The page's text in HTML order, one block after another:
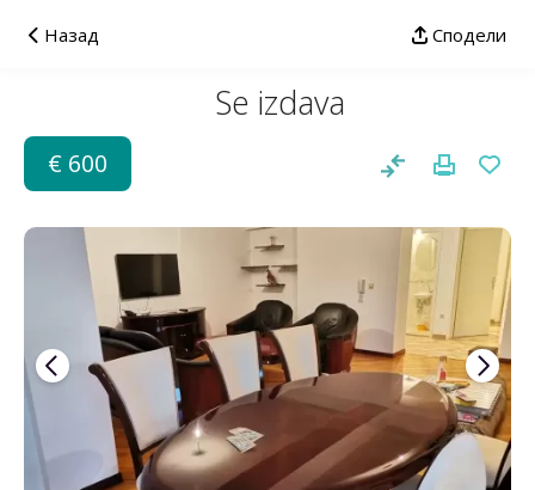
Назад Сподели
Se izdava
€ 600